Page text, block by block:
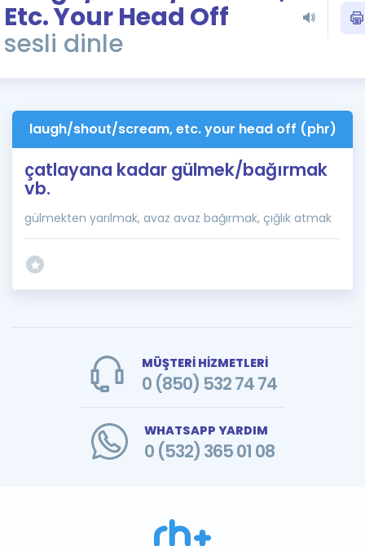
İngilizce Gramer
Etc. Your Head Off
sesli dinle
laugh/shout/scream, etc. your head off (phr)
çatlayana kadar gülmek/bağırmak
vb.
gülmekten yarılmak, avaz avaz bağırmak, çığlık atmak
MÜŞTERİ HİZMETLERİ
0 (850) 532 74 74
WHATSAPP YARDIM
0 (532) 365 01 08